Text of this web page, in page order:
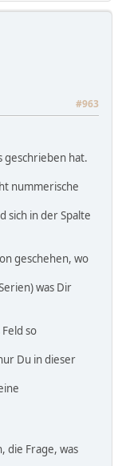
#963
geschrieben hat.
nummerische
sich in der Spalte
geschehen, wo
was Dir
so
Du in dieser
die Frage, was